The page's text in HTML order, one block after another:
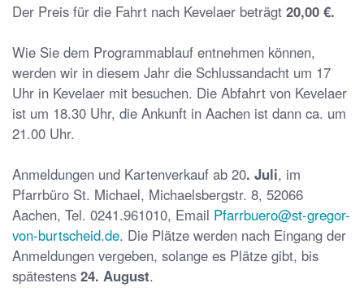
Der Preis für die Fahrt nach Kevelaer beträgt 20,00 €.
Wie Sie dem Programmablauf entnehmen können,
werden wir in diesem Jahr die Schlussandacht um 17
Uhr in Kevelaer mit besuchen. Die Abfahrt von Kevelaer
ist um 18.30 Uhr, die Ankunft in Aachen ist dann ca. um
21.00 Uhr.
Anmeldungen und Kartenverkauf ab 20. Juli, im
Pfarrbüro St. Michael, Michaelsbergstr. 8, 52066
Aachen, Tel. 0241.961010, Email Pfarrbuero@st-gregor-
von-burtscheid.de. Die Plätze werden nach Eingang der
Anmeldungen vergeben, solange es Plätze gibt, bis
spätestens 24. August.